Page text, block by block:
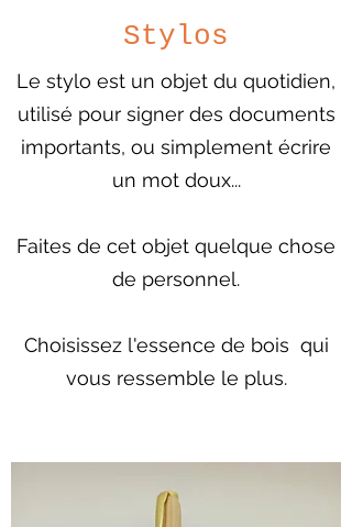
Stylos
Le stylo est un objet du quotidien,
utilisé pour signer des documents
importants, ou simplement écrire
un mot doux...
Faites de cet objet quelque chose
de personnel.
Choisissez l'essence de bois qui
vous ressemble le plus.